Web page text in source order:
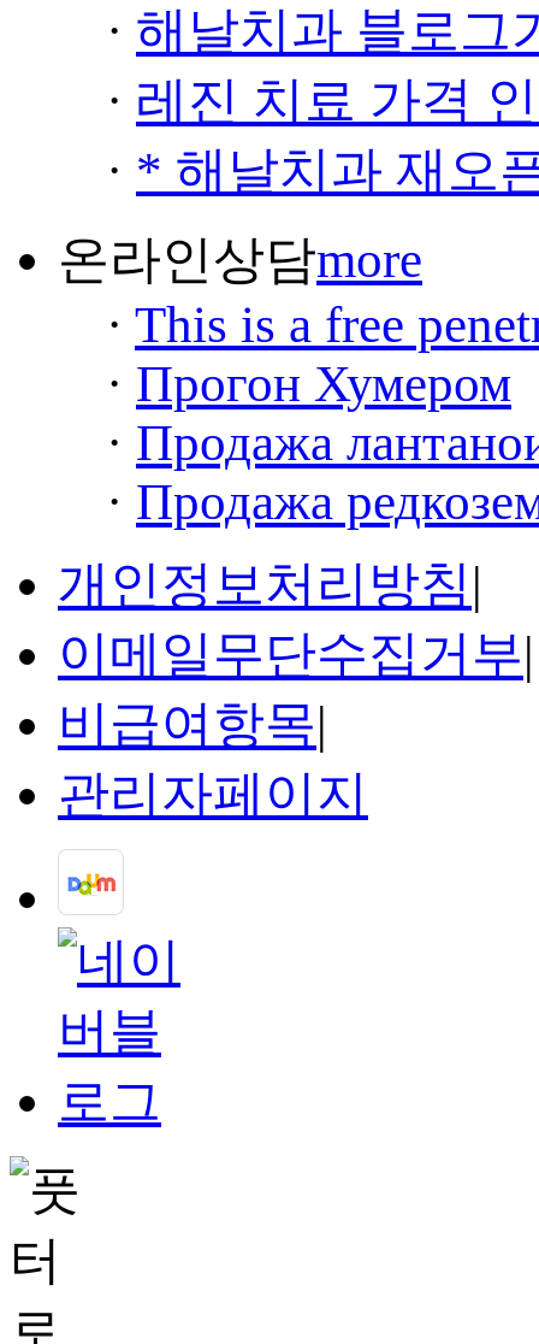
· 해날치과 블로그
· 레진 치료 가격
· * 해날치과 재오
온라인상담more
· This is a free
· Прогон Хумером
· Продажа
· Продажа
개인정보처리방침|
이메일무단수집거부|
비급여항목|
관리자페이지